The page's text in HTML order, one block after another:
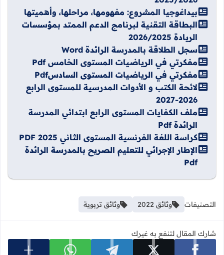
بيداغوجيا المشروع: مفهومها، مراحلها، وأهميتها
البطاقة التقنية لبرنامج الدعم الممتد بمؤسسات
الريادة 2026/2025
سجل الطلاقة بالمدرسة الرائدة Word
مفكرتي في الرياضيات المستوى الخامس Pdf
مفكرتي في الرياضيات المستوى السادسPdf
لائحة الكتب و الأدوات المدرسية للمستوى الرابع
2026-2027
ملف الكفايات المستوى الرابع ابتدائي المدرسة
الرائدة Pdf
كراسة اللغة الفرنسية المستوى الثاني PDF 2025
الإطار الإجرائي للتعليم الصريح بالمدرسة الرائدة
Pdf
التصنيفات وثائق 2022 وثائق تربوية
شارك المقال لتنفع به غيرك